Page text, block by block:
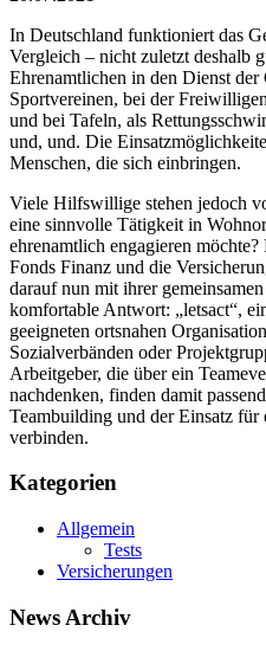
In Deutschland funktioniert das
Vergleich – nicht zuletzt deshalb
Ehrenamtlichen in den Dienst der
Sportvereinen, bei der
und bei Tafeln, als
und, und. Die
Menschen, die sich einbringen.
Viele Hilfswillige stehen jedoch
eine sinnvolle Tätigkeit in
ehrenamtlich engagieren
Fonds Finanz und die
darauf nun mit ihrer
komfortable Antwort: „letsact“,
geeigneten ortsnahen
Sozialverbänden oder
Arbeitgeber, die über ein
nachdenken, finden damit
Teambuilding und der Einsatz
verbinden.
Kategorien
Allgemein
Tests
Versicherungen
News Archiv